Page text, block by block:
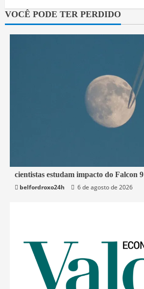
VOCÊ PODE TER PERDIDO
2 min read
Mundo
cientistas estudam impacto do Falcon 9
belfordroxo24h
6 de agosto de 2026